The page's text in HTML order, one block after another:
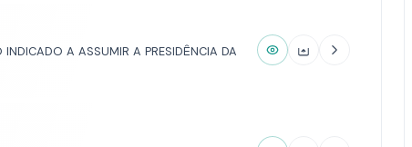
A ASSUMIR A PRESIDÊNCIA DA